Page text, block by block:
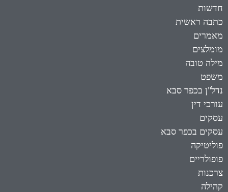
חדשות
כתבה ראשית
מאמרים
מומלצים
מילה טובה
משפט
נדל"ן בכפר סבא
עורכי דין
עסקים
עסקים בכפר סבא
פוליטיקה
פופולריים
צרכנות
קהילה